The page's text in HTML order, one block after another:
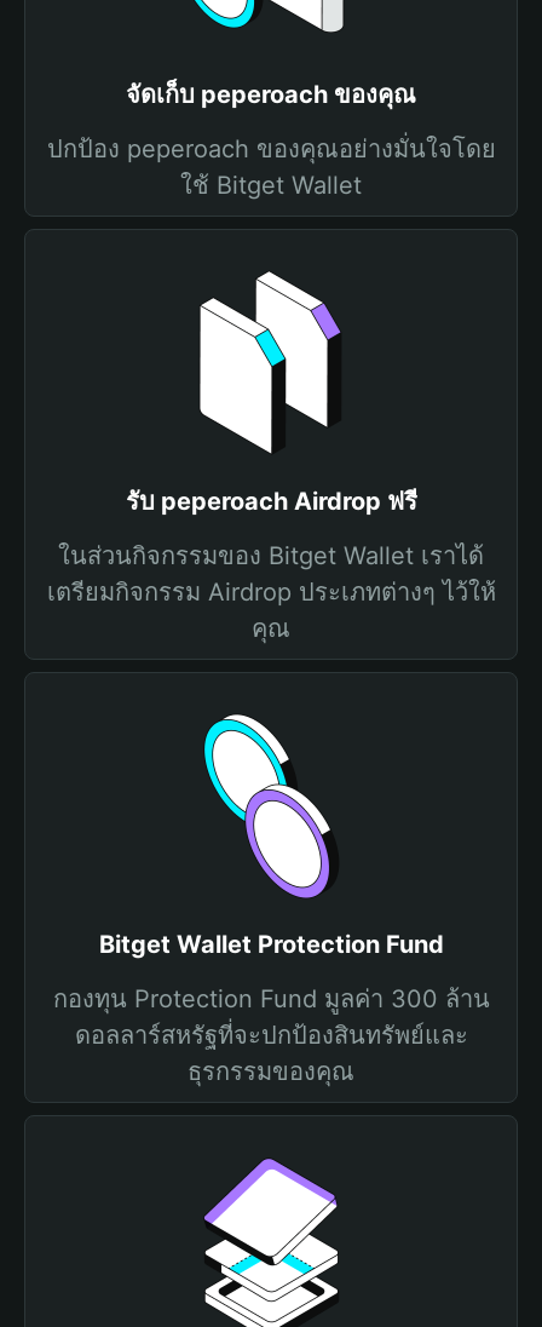
จัดเก็บ peperoach ของคุณ
ปกป้อง peperoach ของคุณอย่างมั่นใจโดย
ใช้ Bitget Wallet
รับ peperoach Airdrop ฟรี
ในส่วนกิจกรรมของ Bitget Wallet เราได้
เตรียมกิจกรรม Airdrop ประเภทต่างๆ ไว้ให้
คุณ
Bitget Wallet Protection Fund
กองทุน Protection Fund มูลค่า 300 ล้าน
ดอลลาร์สหรัฐที่จะปกป้องสินทรัพย์และ
ธุรกรรมของคุณ